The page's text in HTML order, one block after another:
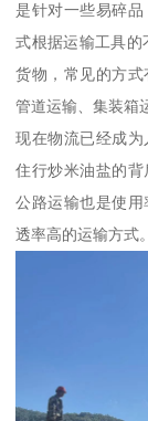
是针对一些易碎
式根据运输工具的
货物，常见的方式
管道运输、集装箱
现在物流已经成
住行炒米油盐的
公路运输也是使
透率高的运输方式。